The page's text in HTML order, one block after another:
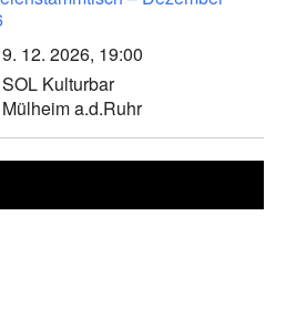
9. 12. 2026, 19:00
SOL Kulturbar
Mülheim a.d.Ruhr